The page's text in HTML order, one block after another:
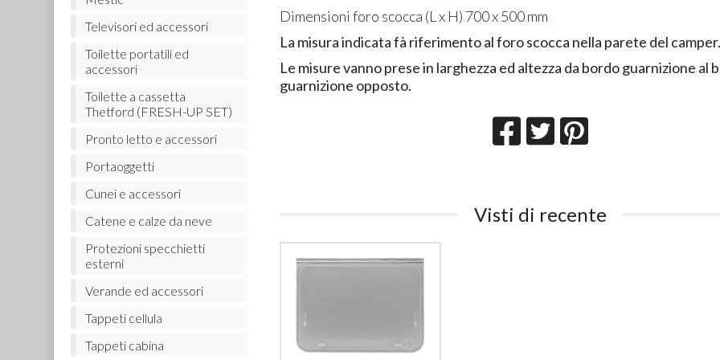
Dimensioni foro scocca (L x H) 700 x 500 mm
La misura indicata fà riferimento al foro scocca nella parete del camper.
Le misure vanno prese in larghezza ed altezza da bordo guarnizione al
guarnizione opposto.
Visti di recente
Televisori ed accessori
Toilette portatili ed
accessori
Toilette a cassetta
Thetford (FRESH-UP SET)
Pronto letto e accessori
Portaoggetti
Cunei e accessori
Catene e calze da neve
Protezioni specchietti
esterni
Verande ed accessori
Tappeti cellula
Tappeti cabina